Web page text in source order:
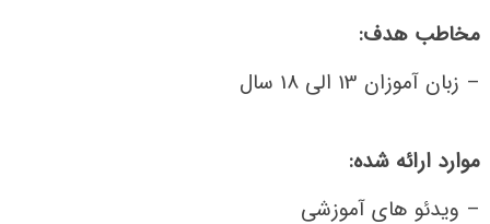
مخاطب هدف:
– زبان آموزان 13 الی 18 سال
موارد ارائه شده:
– ویدئو های آموزشی